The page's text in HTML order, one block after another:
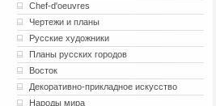
Chef-d'oeuvres
Чертежи и планы
Русские художники
Планы русских городов
Восток
Декоративно-прикладное искусство
Народы мира